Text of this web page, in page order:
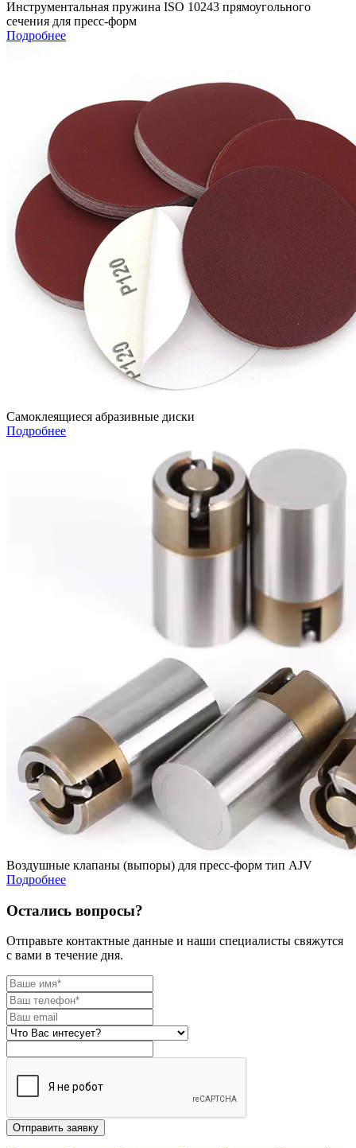
Инструментальная пружина ISO 10243 прямоугольного
сечения для пресс-форм
Подробнее
Самоклеящиеся абразивные диски
Подробнее
Воздушные клапаны (выпоры) для пресс-форм тип AJV
Подробнее
Остались вопросы?
Отправьте контактные данные и наши специалисты свяжутся
с вами в течение дня.
Отправить заявку